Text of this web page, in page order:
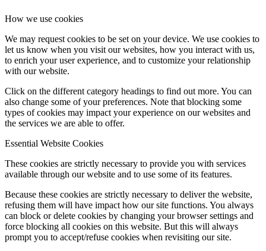
How we use cookies
We may request cookies to be set on your device. We use cookies to
let us know when you visit our websites, how you interact with us,
to enrich your user experience, and to customize your relationship
with our website.
Click on the different category headings to find out more. You can
also change some of your preferences. Note that blocking some
types of cookies may impact your experience on our websites and
the services we are able to offer.
Essential Website Cookies
These cookies are strictly necessary to provide you with services
available through our website and to use some of its features.
Because these cookies are strictly necessary to deliver the website,
refusing them will have impact how our site functions. You always
can block or delete cookies by changing your browser settings and
force blocking all cookies on this website. But this will always
prompt you to accept/refuse cookies when revisiting our site.